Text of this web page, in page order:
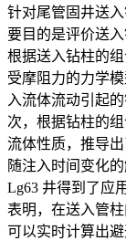
针对尾管固井送
要目的是评价送
根据送入钻柱的
受摩阻力的力学
入流体流动引起
次，根据钻柱的
流体性质，推导
随注入时间变化
Lg63 井得到了应
表明，在送入管
可以实时计算出